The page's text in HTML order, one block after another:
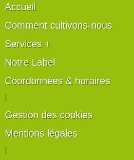
Accueil
Comment cultivons-nous
Services +
Notre Label
Coordonnées & horaires
Gestion des cookies
Mentions légales